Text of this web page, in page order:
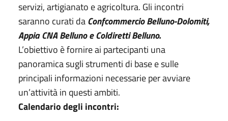
servizi, artigianato e agricoltura. Gli incontri
saranno curati daConfcommercio Belluno-Dolomiti,
Appia CNA Belluno e Coldiretti Belluno.
L’obiettivo è fornire ai partecipanti una
panoramica sugli strumenti di base e sulle
principali informazioni necessarie per avviare
un’attività in questi ambiti.
Calendario degli incontri: